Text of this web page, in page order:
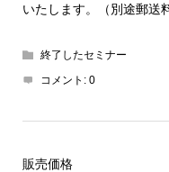
いたします。（別途郵送
終了したセミナー
コメント: 0
販売価格